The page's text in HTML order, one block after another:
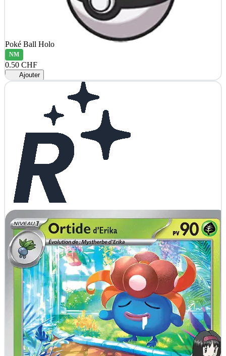
Poké Ball Holo
NM
0.50 CHF
Ajouter